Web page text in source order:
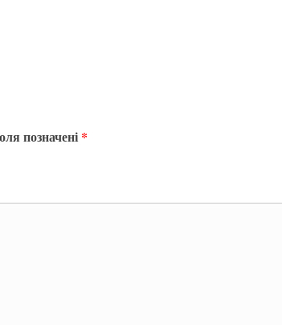
позначені *